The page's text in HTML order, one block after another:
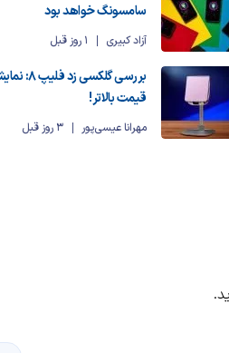
سامسونگ خواهد بود
آزاد کبیری 1 روز قبل
بررسی
قیمت بالاتر!
مهرانا عیسی‌پور 3 روز قبل